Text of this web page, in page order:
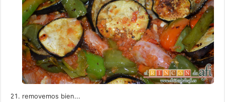
removemos bien...